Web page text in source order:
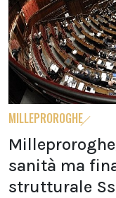
MILLEPROROGHE
sanità ma
strutturale